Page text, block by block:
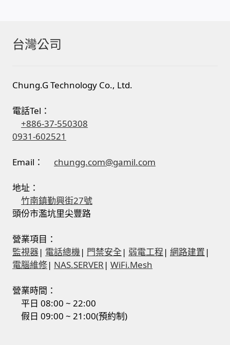
台灣公司
Chung.G Technology Co., Ltd.
電話Tel：
+886-37-550308
0931-602521
Email： chungg.com@gamil.com
地址：
竹南鎮勤興街27號
頭份市濫坑里尖豐路
營業項目：
監視器| 電話總機| 門禁安全 | 弱電工程 |網路建置 |
電腦維修| NAS.SERVER |WiFi.Mesh
營業時間：
平日 08:00 ~ 22:00
假日 09:00 ~ 21:00(預約制)